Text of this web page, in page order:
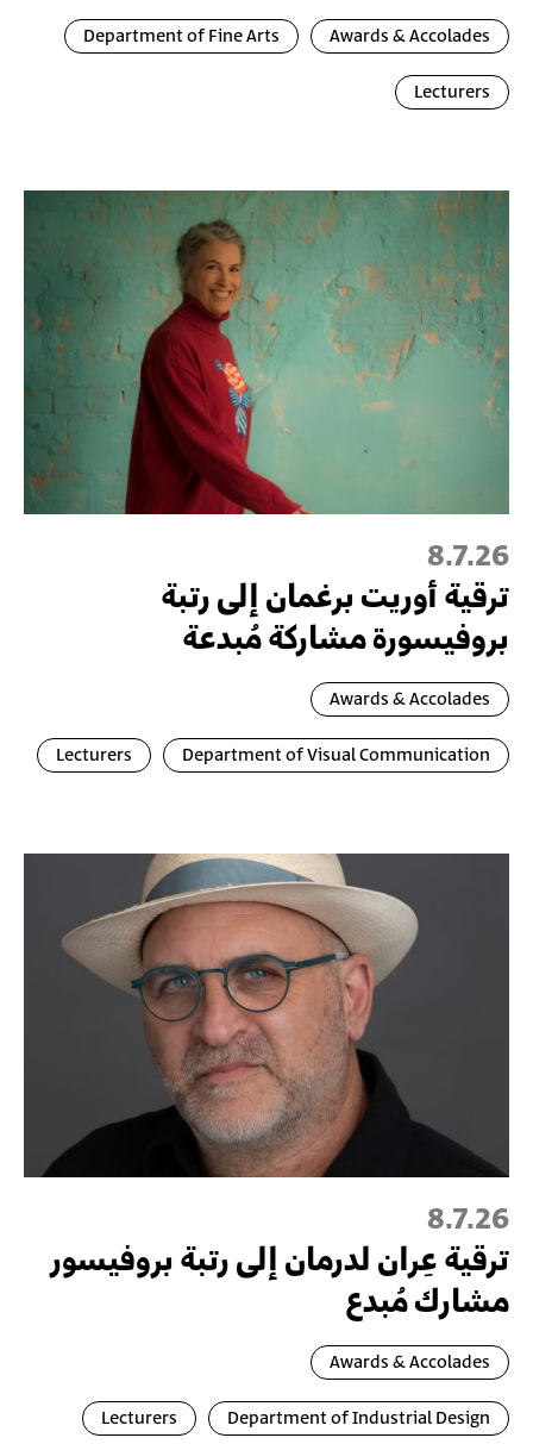
Awards & Accolades
Department of Fine Arts
Lecturers
8.7.26
ترقية أُوريت برغمان إلى رتبة
بروفيسورة مشاركة مُبدعة
Awards & Accolades
Department of Visual Communication
Lecturers
8.7.26
ترقية عِران لدرمان إلى رتبة بروفيسور
مشارك مُبدع
Awards & Accolades
Department of Industrial Design
Lecturers